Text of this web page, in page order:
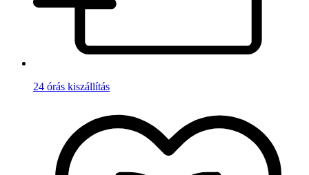
24 órás kiszállítás